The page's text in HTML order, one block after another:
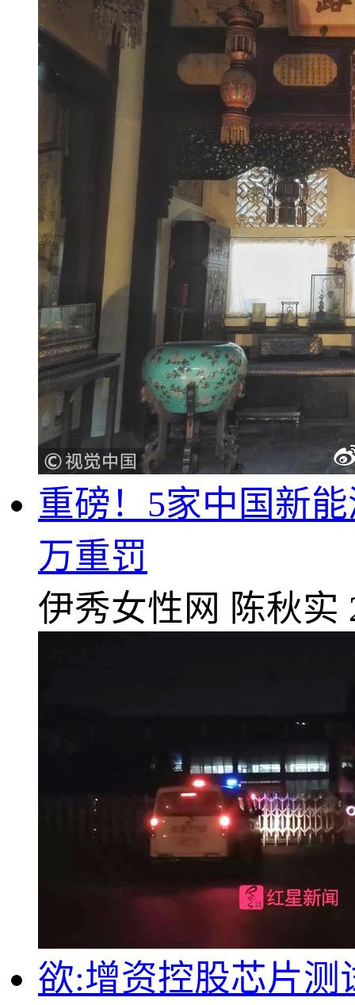
重磅！5家中国新
万重罚
伊秀女性网 陈秋实
欲:增资控股芯片测